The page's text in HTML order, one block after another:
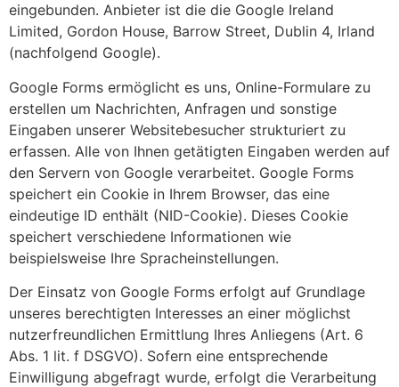
eingebunden. Anbieter ist die die Google Ireland
Limited, Gordon House, Barrow Street, Dublin 4, Irland
(nachfolgend Google).
Google Forms ermöglicht es uns, Online-Formulare zu
erstellen um Nachrichten, Anfragen und sonstige
Eingaben unserer Websitebesucher strukturiert zu
erfassen. Alle von Ihnen getätigten Eingaben werden auf
den Servern von Google verarbeitet. Google Forms
speichert ein Cookie in Ihrem Browser, das eine
eindeutige ID enthält (NID-Cookie). Dieses Cookie
speichert verschiedene Informationen wie
beispielsweise Ihre Spracheinstellungen.
Der Einsatz von Google Forms erfolgt auf Grundlage
unseres berechtigten Interesses an einer möglichst
nutzerfreundlichen Ermittlung Ihres Anliegens (Art. 6
Abs. 1 lit. f DSGVO). Sofern eine entsprechende
Einwilligung abgefragt wurde, erfolgt die Verarbeitung